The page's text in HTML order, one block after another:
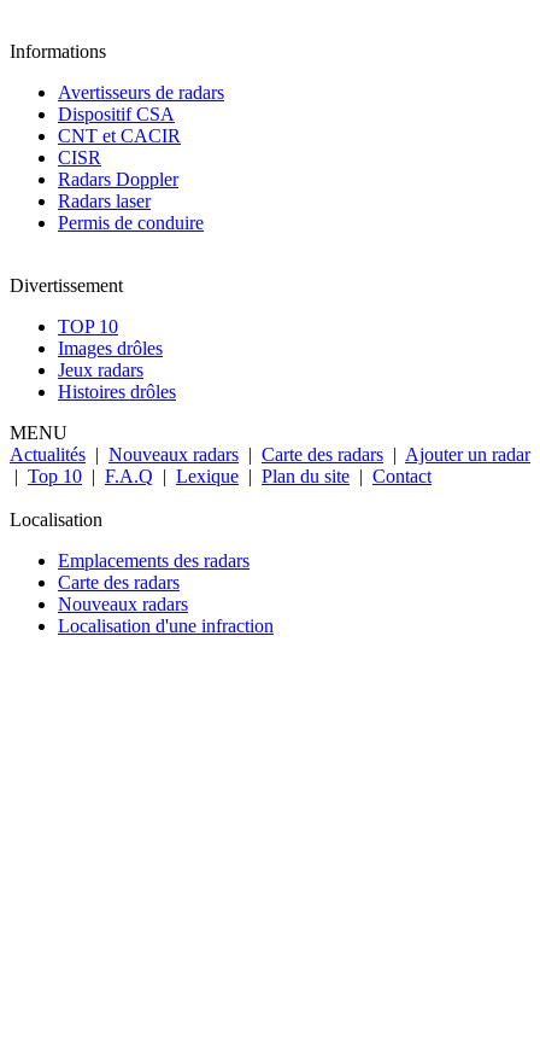
Informations
Avertisseurs de radars
Dispositif CSA
CNT et CACIR
CISR
Radars Doppler
Radars laser
Permis de conduire
Divertissement
TOP 10
Images drôles
Jeux radars
Histoires drôles
MENU
Actualités | Nouveaux radars | Carte des radars | Ajouter un radar
| Top 10 | F.A.Q | Lexique | Plan du site | Contact
Localisation
Emplacements des radars
Carte des radars
Nouveaux radars
Localisation d'une infraction